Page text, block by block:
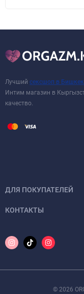
Лучший сексшоп в
Интим магазин в
качество.
ДЛЯ ПОКУПАТЕЛЕЙ
КОНТАКТЫ
© 2026